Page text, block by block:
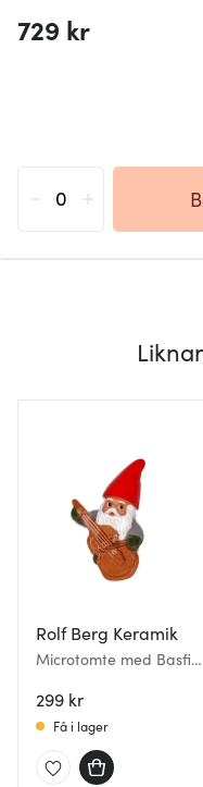
729 kr
Rolf Berg Keramik
Microtomte med Basfiol
299 kr
Få i lager